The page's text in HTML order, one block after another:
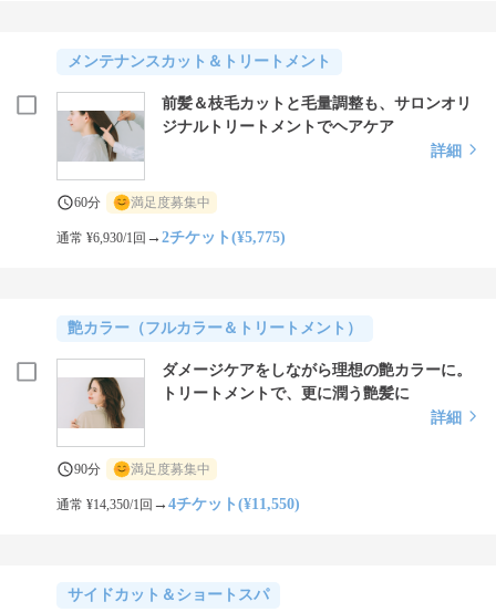
メンテナンスカット＆トリートメント
前髪＆枝毛カットと毛量調整も、サロンオリ
ジナルトリートメントでヘアケア
詳細
60分 満足度募集中
通常 ¥6,930/1回 →2チケット(¥5,775)
艶カラー（フルカラー＆トリートメント）
ダメージケアをしながら理想の艶カラーに。
トリートメントで、更に潤う艶髪に
詳細
90分 満足度募集中
通常 ¥14,350/1回 →4チケット(¥11,550)
サイドカット＆ショートスパ